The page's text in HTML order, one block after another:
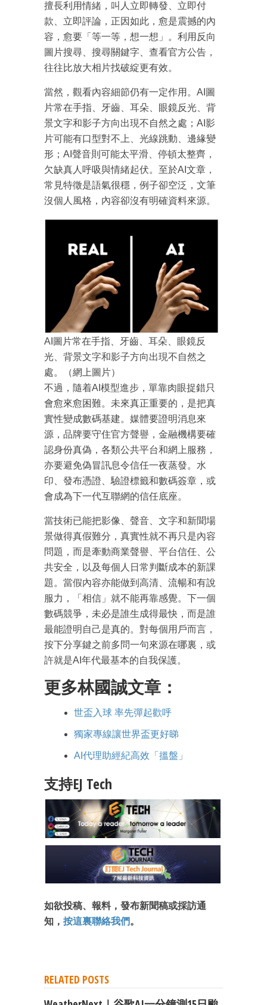
擅長利用情緒，叫人立即轉發、立即付
款、立即評論，正因如此，愈是震撼的內
容，愈要「等一等，想一想」。利用反向
圖片搜尋、搜尋關鍵字、查看官方公告，
往往比放大相片找破綻更有效。
當然，觀看內容細節仍有一定作用。AI圖
片常在手指、牙齒、耳朵、眼鏡反光、背
景文字和影子方向出現不自然之處；AI影
片可能有口型對不上、光線跳動、邊緣變
形；AI聲音則可能太平滑、停頓太整齊，
欠缺真人呼吸與情緒起伏。至於AI文章，
常見特徵是語氣很穩，例子卻空泛，文筆
沒個人風格，內容卻沒有明確資料來源。
AI圖片常在手指、牙齒、耳朵、眼鏡反
光、背景文字和影子方向出現不自然之
處。（網上圖片）
不過，隨着AI模型進步，單靠肉眼捉錯只
會愈來愈困難。未來真正重要的，是把真
實性變成數碼基建。媒體要證明消息來
源，品牌要守住官方聲譽，金融機構要確
認身份真偽，各類公共平台和網上服務，
亦要避免偽冒訊息令信任一夜蒸發。水
印、發布憑證、驗證標籤和數碼簽章，或
會成為下一代互聯網的信任底座。
當技術已能把影像、聲音、文字和新聞場
景做得真假難分，真實性就不再只是內容
問題，而是牽動商業聲譽、平台信任、公
共安全，以及每個人日常判斷成本的新課
題。當假內容亦能做到高清、流暢和有說
服力，「相信」就不能再靠感覺。下一個
數碼競爭，未必是誰生成得最快，而是誰
最能證明自己是真的。對每個用戶而言，
按下分享鍵之前多問一句來源在哪裏，或
許就是AI年代最基本的自我保護。
更多林國誠文章：
世盃入球 率先彈起歡呼
獨家專線讓世界盃更好睇
AI代理助經紀高效「搵盤」
支持EJ Tech
如欲投稿、報料，發布新聞稿或採訪通
知， 按這裏聯絡我們。
RELATED POSTS
成為 EJ Tech 會員
箱！